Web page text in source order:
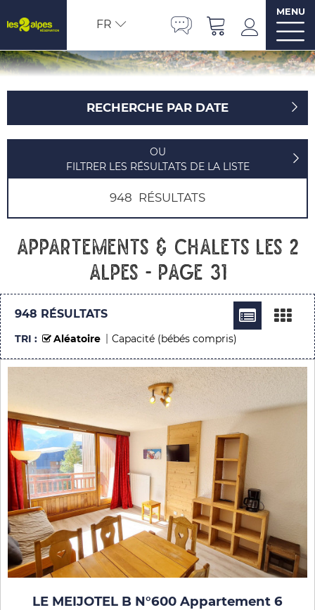
FR
MENU
RECHERCHE PAR DATE
OU
FILTRER LES RÉSULTATS DE LA LISTE
948 RÉSULTATS
Appartements & chalets Les 2
Alpes - Page 31
948 RÉSULTATS
TRI : Aléatoire Capacité (bébés compris)
LE MEIJOTEL B N°600 Appartement 6